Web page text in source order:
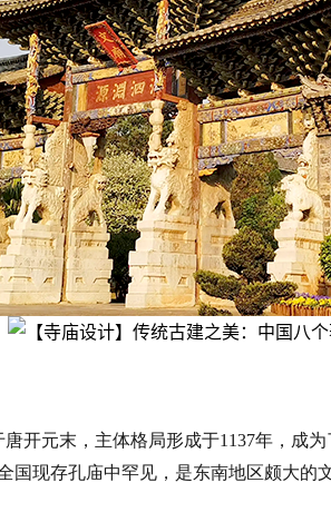
开元末，主体格局形成于1137年，成
国现存孔庙中罕见，是东南地区颇大的